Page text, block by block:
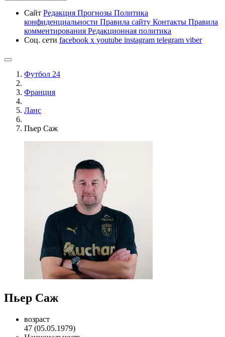
Сайт Редакция Прогнозы Политика
конфиденциальности Правила сайту Контакты Правила
комментирования Редакционная политика
Соц. сети facebook x youtube instagram telegram viber
Футбол 24
Франция
Ланс
Пьер Саж
Пьер Саж
возраст
47 (05.05.1979)